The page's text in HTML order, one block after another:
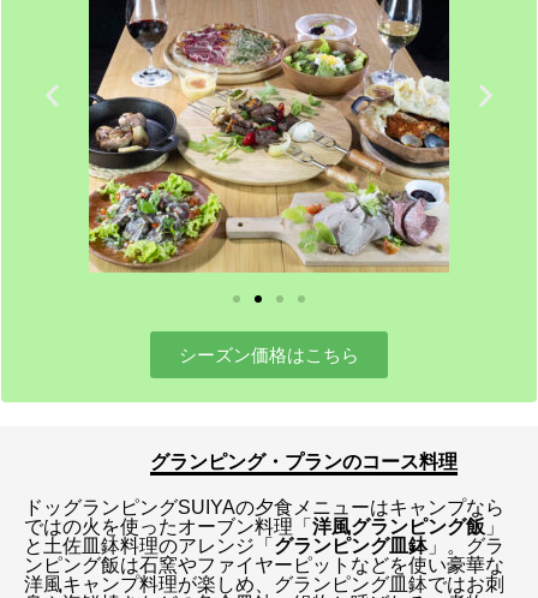
シーズン価格はこちら
グランピング・プランのコース料理
ドッグランピングSUIYAの夕食メニューはキャンプなら
ではの火を使ったオーブン料理「 洋風グランピング飯 」
と土佐皿鉢料理のアレンジ「 グランピング皿鉢」。グラ
ンピング飯は石窯やファイヤーピットなどを使い豪華な
洋風キャンプ料理が楽しめ、グランピング皿鉢ではお刺